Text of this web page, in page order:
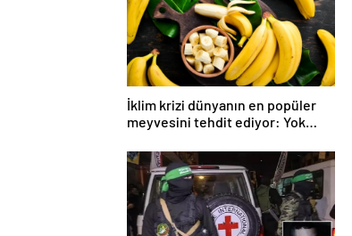
İklim krizi dünyanın en popüler
meyvesini tehdit ediyor: Yok